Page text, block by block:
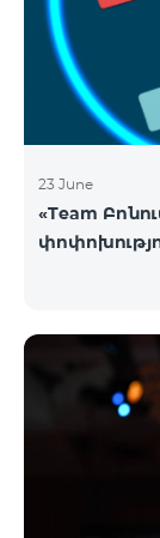
23 June
«Team